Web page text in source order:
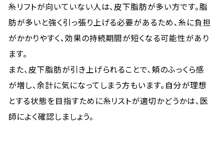
糸リフトが向いていない人は、皮下脂肪が多い方です。脂
肪が多いと強く引っ張り上げる必要があるため、糸に負担
がかかりやすく、効果の持続期間が短くなる可能性があり
ます。
また、皮下脂肪が引き上げられることで、頬のふっくら感
が増し、余計に気になってしまう方もいます。自分が理想
とする状態を目指すために糸リストが適切かどうかは、医
師によく確認しましょう。